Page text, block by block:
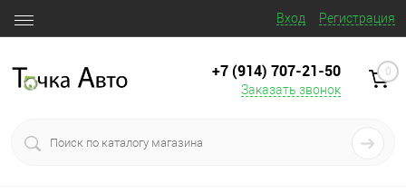
Вход Регистрация
+7 (914) 707‒21‒50
Заказать звонок
0